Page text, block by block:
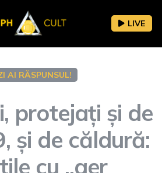
LIVE
AI RĂSPUNSUL!
protejați și de
și de căldură:
cu „aer